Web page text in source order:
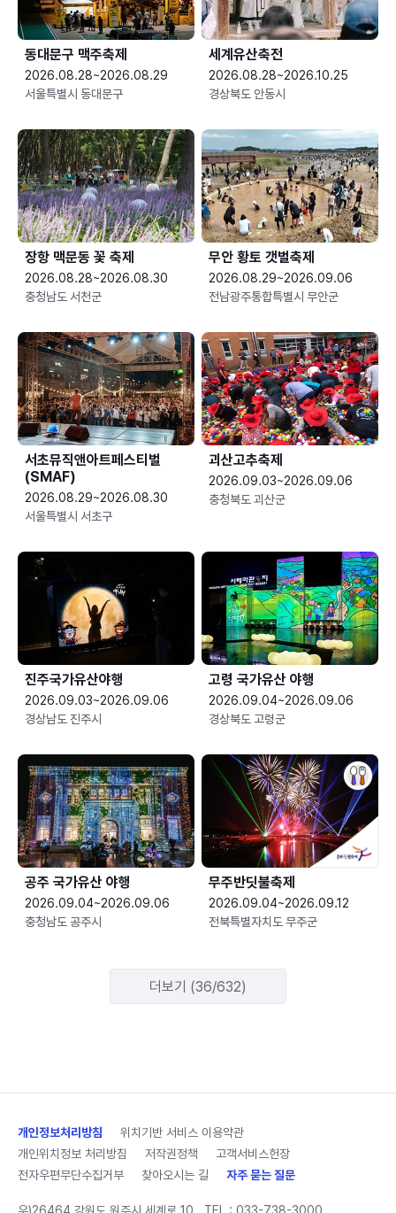
동대문구 맥주축제
2026.08.28~2026.08.29
서울특별시 동대문구
세계유산축전
2026.08.28~2026.10.25
경상북도 안동시
장항 맥문동 꽃 축제
2026.08.28~2026.08.30
충청남도 서천군
무안 황토 갯벌축제
2026.08.29~2026.09.06
전남광주통합특별시 무안군
서초뮤직앤아트페스티벌
(SMAF)
2026.08.29~2026.08.30
서울특별시 서초구
괴산고추축제
2026.09.03~2026.09.06
충청북도 괴산군
진주국가유산야행
2026.09.03~2026.09.06
경상남도 진주시
고령 국가유산 야행
2026.09.04~2026.09.06
경상북도 고령군
공주 국가유산 야행
2026.09.04~2026.09.06
충청남도 공주시
무주반딧불축제
2026.09.04~2026.09.12
전북특별자치도 무주군
더보기 (36/632)
개인정보처리방침
위치기반 서비스 이용약관
개인위치정보 처리방침
저작권정책
고객서비스헌장
전자우편무단수집거부
찾아오시는 길 자주 묻는 질문